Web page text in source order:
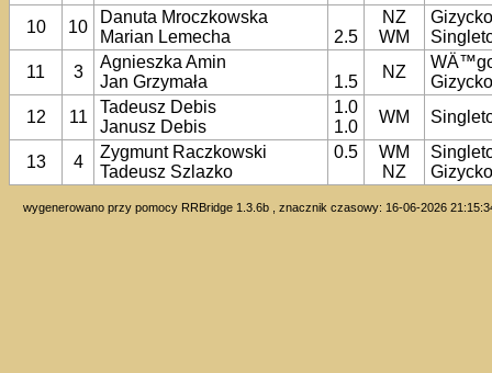
10
10
Danuta Mroczkowska NZ
Gizycko
Marian Lemecha
2.5 WM
11
3
Agnieszka Amin
NZ
Jan Grzymała
1.5
Gizycko
12
11
Tadeusz Debis 1.0
WM
Janusz Debis
1.0
13
4
Zygmunt Raczkowski 0.5 WM
Tadeusz Szlazko
NZ Gizycko
wygenerowano przy pomocy RRBridge 1.3.6b , znacznik czasowy: 16-06-2026